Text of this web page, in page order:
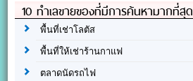
10 ทำเลขายของที่มีการค้นหามากที่สุด
พื้นที่เช่าโลตัส
พื้นที่ให้เช่าร้านกาแฟ
ตลาดนัดรถไฟ